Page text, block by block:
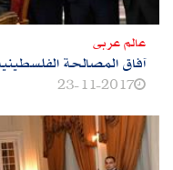
عالم عربى
آفاق المصالحة
23-11-2017